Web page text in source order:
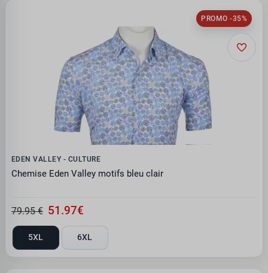
PROMO -35%
EDEN VALLEY - CULTURE
Chemise Eden Valley motifs bleu clair
79.95 € 51.97€
5XL 6XL